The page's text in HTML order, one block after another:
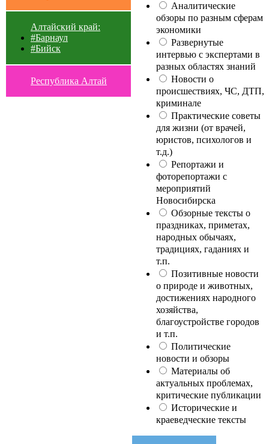
Алтайский край:
#Барнаул
#Бийск
Республика Алтай
Аналитические
обзоры по разным сферам
экономики
Развернутые
интервью с экспертами в
разных областях знаний
Новости о
происшествиях, ЧС, ДТП,
криминале
Практические советы
для жизни (от врачей,
юристов, психологов и
т.д.)
Репортажи и
фоторепортажи с
мероприятий
Новосибирска
Обзорные тексты о
праздниках, приметах,
народных обычаях,
традициях, гаданиях и
т.п.
Позитивные новости
о природе и животных,
достижениях народного
хозяйства,
благоустройстве городов
и т.п.
Политические
новости и обзоры
Материалы об
актуальных проблемах,
критические публикации
Исторические и
краеведческие тексты